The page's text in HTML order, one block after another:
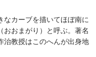
カーブを描いてほぼ南に
おまがり）と呼ぶ。著名
治教授はこのへんが出身地